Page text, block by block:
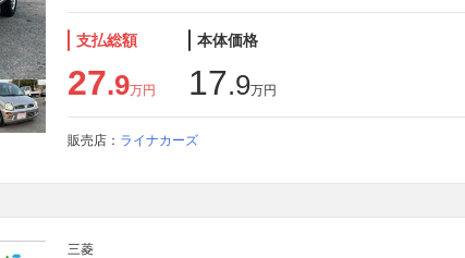
支払総額
27.9万円
本体価格
17.9万円
販売店： ライナカーズ
三菱